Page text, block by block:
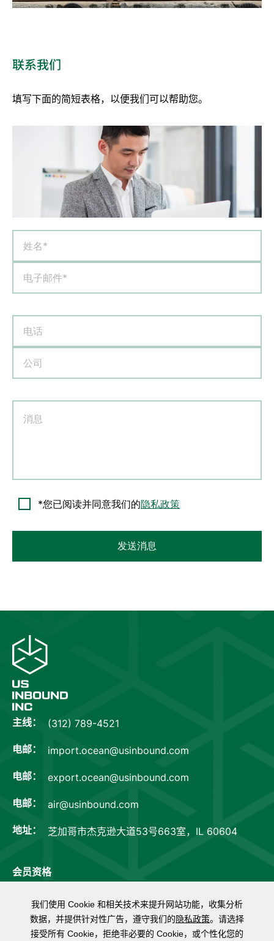
联系我们
*您已阅读并同意我们的隐私政策
发送消息
填写下面的简短表格，以便我们可以帮助您。
主线： (312) 789-4521
电邮： import.ocean@usinbound.com
电邮： export.ocean@usinbound.com
电邮： air@usinbound.com
地址： 芝加哥市杰克逊大道53号663室，IL 60604
会员资格
ID: 151903 ID: 140574
我们使用 Cookie 和相关技术来提升网站功能，收集分析
数据，并提供针对性广告，遵守我们的隐私政策。请选择
接受所有 Cookie，拒绝非必要的 Cookie，或个性化您的